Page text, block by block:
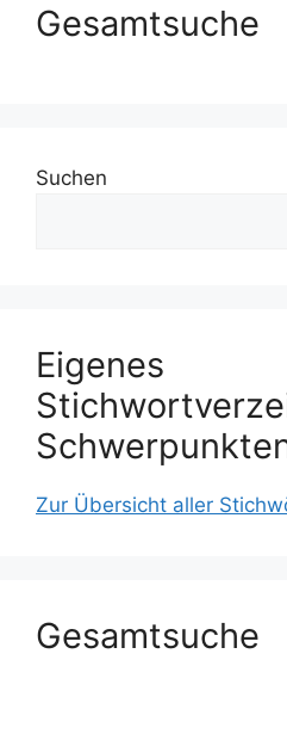
Gesamtsuche
Suchen
Eigenes
Zur Übersicht aller
Gesamtsuche